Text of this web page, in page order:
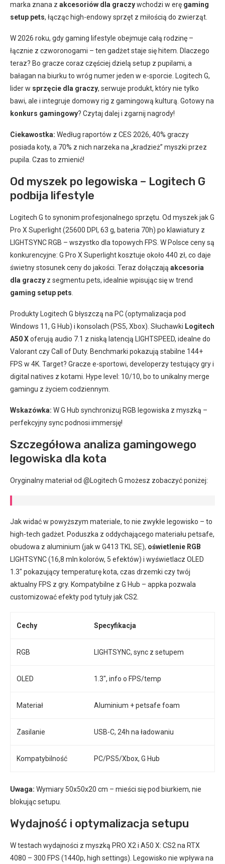
marka znana z akcesoriów dla graczywchodzi w erę gaming
setup pets, łącząc high-endowy sprzęt z miłością do zwierząt.
W 2026 roku, gdy gaming lifestyle obejmuje całą rodzinę –
łącznie z czworonogami – ten gadżet staje się hitem. Dlaczego
teraz? Bo gracze coraz częściej dzielą setup z pupilami, a
bałagan na biurku to wróg numer jeden w e-sporcie. Logitech G,
lider w sprzęcie dla graczy, serwuje produkt, który nie tylko
bawi, ale i integruje domowy rig z gamingową kulturą. Gotowy na
konkurs gamingowy? Czytaj dalej i zgarnij nagrody!
Ciekawostka: Według raportów z CES 2026, 40% graczy
posiada koty, a 70% z nich narzeka na „kradzież” myszki przez
pupila. Czas to zmienić!
Od myszek po legowiska – Logitech G
podbija lifestyle
Logitech G to synonim profesjonalnego sprzętu. Od myszek jak G
Pro X Superlight (25600 DPI, 63 g, bateria 70h) po klawiatury z
LIGHTSYNC RGB – wszystko dla topowych FPS. W Polsce ceny są
konkurencyjne: G Pro X Superlight kosztuje około 440 zł, co daje
świetny stosunek ceny do jakości. Teraz dołączają akcesoria
dla graczy z segmentu pets, idealnie wpisując się w trend
gaming setup pets
Produkty Logitech G błyszczą na PC (optymalizacja pod
Windows 11, G Hub) i konsolach (PS5, Xbox). Słuchawki Logitech
A50 Xoferują audio 7.1 z niską latencją LIGHTSPEED, idealne do
Valorant czy Call of Duty. Benchmarki pokazują stabilne 144+
FPS w 4K. Target? Gracze e-sportowi, developerzy testujący gry i
digital natives z kotami. Hype level: 10/10, bo to unikalny merge
gamingu z życiem codziennym.
Wskazówka: W G Hub synchronizuj RGB legowiska z myszką –
perfekcyjny sync podnosi immersję!
Szczegółowa analiza gamingowego
legowiska dla kota
Oryginalny materiał od @Logitech G możesz zobaczyć poniżej:
Jak widać w powyższym materiale, to nie zwykłe legowisko – to
high-tech gadżet. Poduszka z oddychającego materiału petsafe,
obudowa z aluminium (jak w G413 TKL SE), oświetlenie RGB
LIGHTSYNC (16,8 mln kolorów, 5 efektów) i wyświetlacz OLED
1.3″ pokazujący temperaturę kota, czas drzemki czy twój
aktualny FPS z gry. Kompatybilne z G Hub – appka pozwala
customizować efekty pod tytuły jak CS2.
Cechy Specyfikacja
RGB LIGHTSYNC, sync z setupem
OLED 1.3″, info o FPS/temp
Materiał Aluminium + petsafe foam
Zasilanie USB-C, 24h na ładowaniu
Kompatybilność PC/PS5/Xbox, G Hub
Uwaga: Wymiary 50x50x20 cm – mieści się pod biurkiem, nie
blokując setupu.
Wydajność i optymalizacja setupu
W testach wydajności z myszką PRO X2 i A50 X: CS2 na RTX
4080 – 300 FPS (1440p, high settings). Legowisko nie wpływa na